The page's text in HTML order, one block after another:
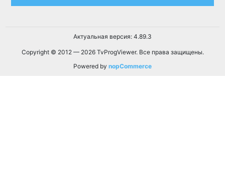
Актуальная версия: 4.89.3
Copyright © 2012 — 2026 TvProgViewer. Все права защищены.
Powered by nopCommerce